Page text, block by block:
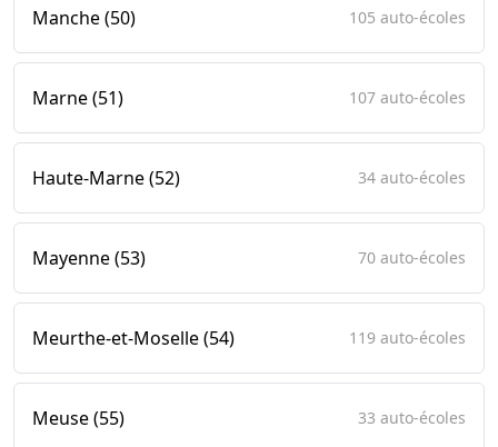
Manche (50) 105 auto-écoles
Marne (51) 107 auto-écoles
Haute-Marne (52) 34 auto-écoles
Mayenne (53) 70 auto-écoles
Meurthe-et-Moselle (54) 119 auto-écoles
Meuse (55) 33 auto-écoles